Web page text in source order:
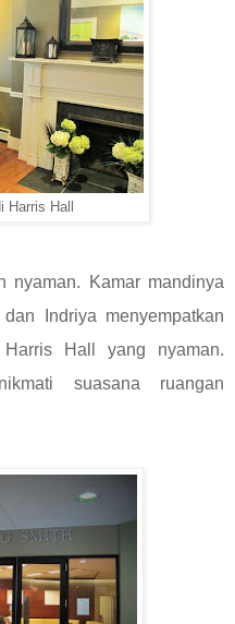
Harris Hall
nyaman. Kamar mandinya
Indriya menyempatkan
Hall yang nyaman.
suasana ruangan